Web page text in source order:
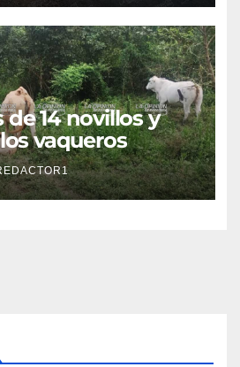
14 novillos y
vaqueros